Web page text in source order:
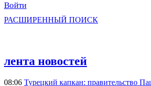
Войти
РАСШИРЕННЫЙ ПОИСК
лента новостей
08:06 Турецкий капкан: правительство